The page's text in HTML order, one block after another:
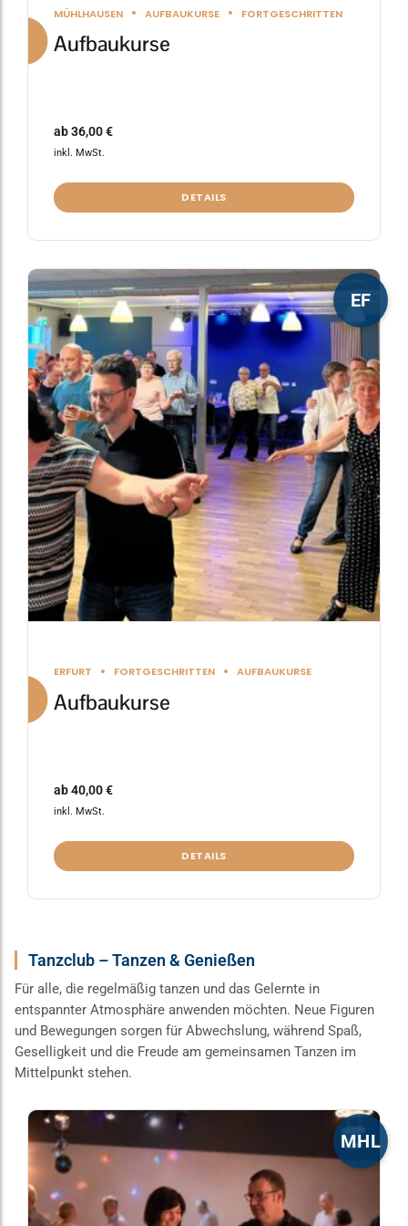
MÜHLHAUSEN AUFBAUKURSE FORTGESCHRITTEN
Aufbaukurse
ab36,00€
inkl. MwSt.
DETAILS
EF
ERFURT FORTGESCHRITTEN AUFBAUKURSE
Aufbaukurse
ab40,00€
inkl. MwSt.
DETAILS
Dieses
Produkt
weist
mehrere
Varianten
auf.
Die
Optionen
können
auf
der
Produktseite
gewählt
werden
Tanzclub – Tanzen & Genießen
Für alle, die regelmäßig tanzen und das Gelernte in
entspannter Atmosphäre anwenden möchten. Neue Figuren
und Bewegungen sorgen für Abwechslung, während Spaß,
Geselligkeit und die Freude am gemeinsamen Tanzen im
Mittelpunkt stehen.
MHL
Dieses
Produkt
weist
mehrere
Varianten